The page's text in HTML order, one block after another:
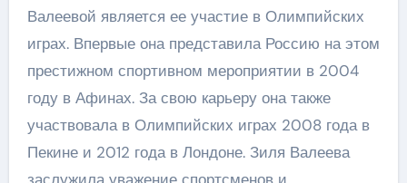
Валеевой является ее участие в Олимпийских
играх. Впервые она представила Россию на этом
престижном спортивном мероприятии в 2004
году в Афинах. За свою карьеру она также
участвовала в Олимпийских играх 2008 года в
Пекине и 2012 года в Лондоне. Зиля Валеева
заслужила уважение спортсменов и